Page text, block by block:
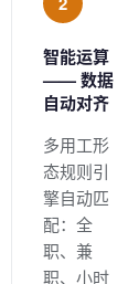
智能运算
—— 数据
自动对齐
多用工形
态规则引
擎自动匹
配：全
职、兼
职、小时